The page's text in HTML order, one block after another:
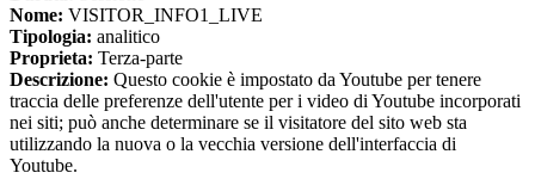
Nome: VISITOR_INFO1_LIVE
Tipologia: analitico
Proprieta: Terza-parte
Descrizione: Questo cookie è impostato da Youtube per tenere
traccia delle preferenze dell'utente per i video di Youtube incorporati
nei siti; può anche determinare se il visitatore del sito web sta
utilizzando la nuova o la vecchia versione dell'interfaccia di
Youtube.